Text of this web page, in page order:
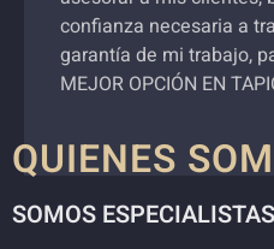
confianza necesaria a
garantía de mi trabajo,
MEJOR OPCIÓN EN
QUIENES
SOMOS